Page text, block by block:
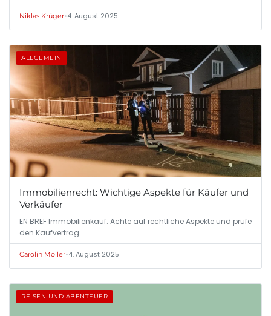
Niklas Krüger•4. August 2025
ALLGEMEIN
Immobilienrecht: Wichtige Aspekte für Käufer und
Verkäufer
EN BREF Immobilienkauf: Achte auf rechtliche Aspekte und prüfe
den Kaufvertrag.
Carolin Möller•4. August 2025
REISEN UND ABENTEUER